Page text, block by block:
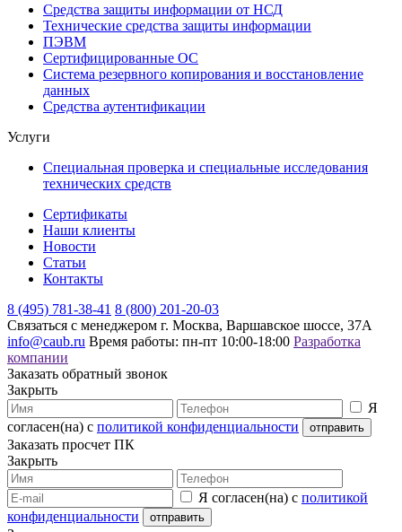
Средства защиты информации от НСД
Технические средства защиты информации
ПЭВМ
Сертифицированные ОС
Система резервного копирования и восстановление
данных
Средства аутентификации
Услуги
Специальная проверка и специальные исследования
технических средств
Сертификаты
Наши клиенты
Новости
Статьи
Контакты
8 (495) 781-38-41 8 (800) 201-20-03
Связаться с менеджером г. Москва, Варшавское шоссе, 37А
info@caub.ru Время работы: пн-пт 10:00-18:00 Разработка
компании
Заказать обратный звонок
Закрыть
Я
согласен(на) с политикой конфиденциальности
Заказать просчет ПК
Закрыть
Я согласен(на) с политикой
конфиденциальности